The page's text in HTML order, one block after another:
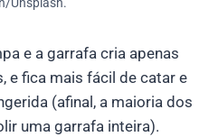
Unsplash.
e a garrafa cria apenas
e fica mais fácil de catar e
(afinal, a maioria dos
uma garrafa inteira).